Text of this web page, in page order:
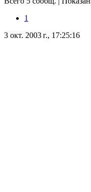
1
3 окт. 2003 г., 17:25:16